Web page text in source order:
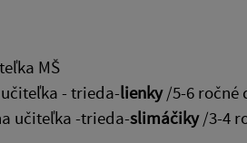
MŠ
- trieda-lienky/5-6 ročné
učiteľka -trieda-slimáčiky/3-4